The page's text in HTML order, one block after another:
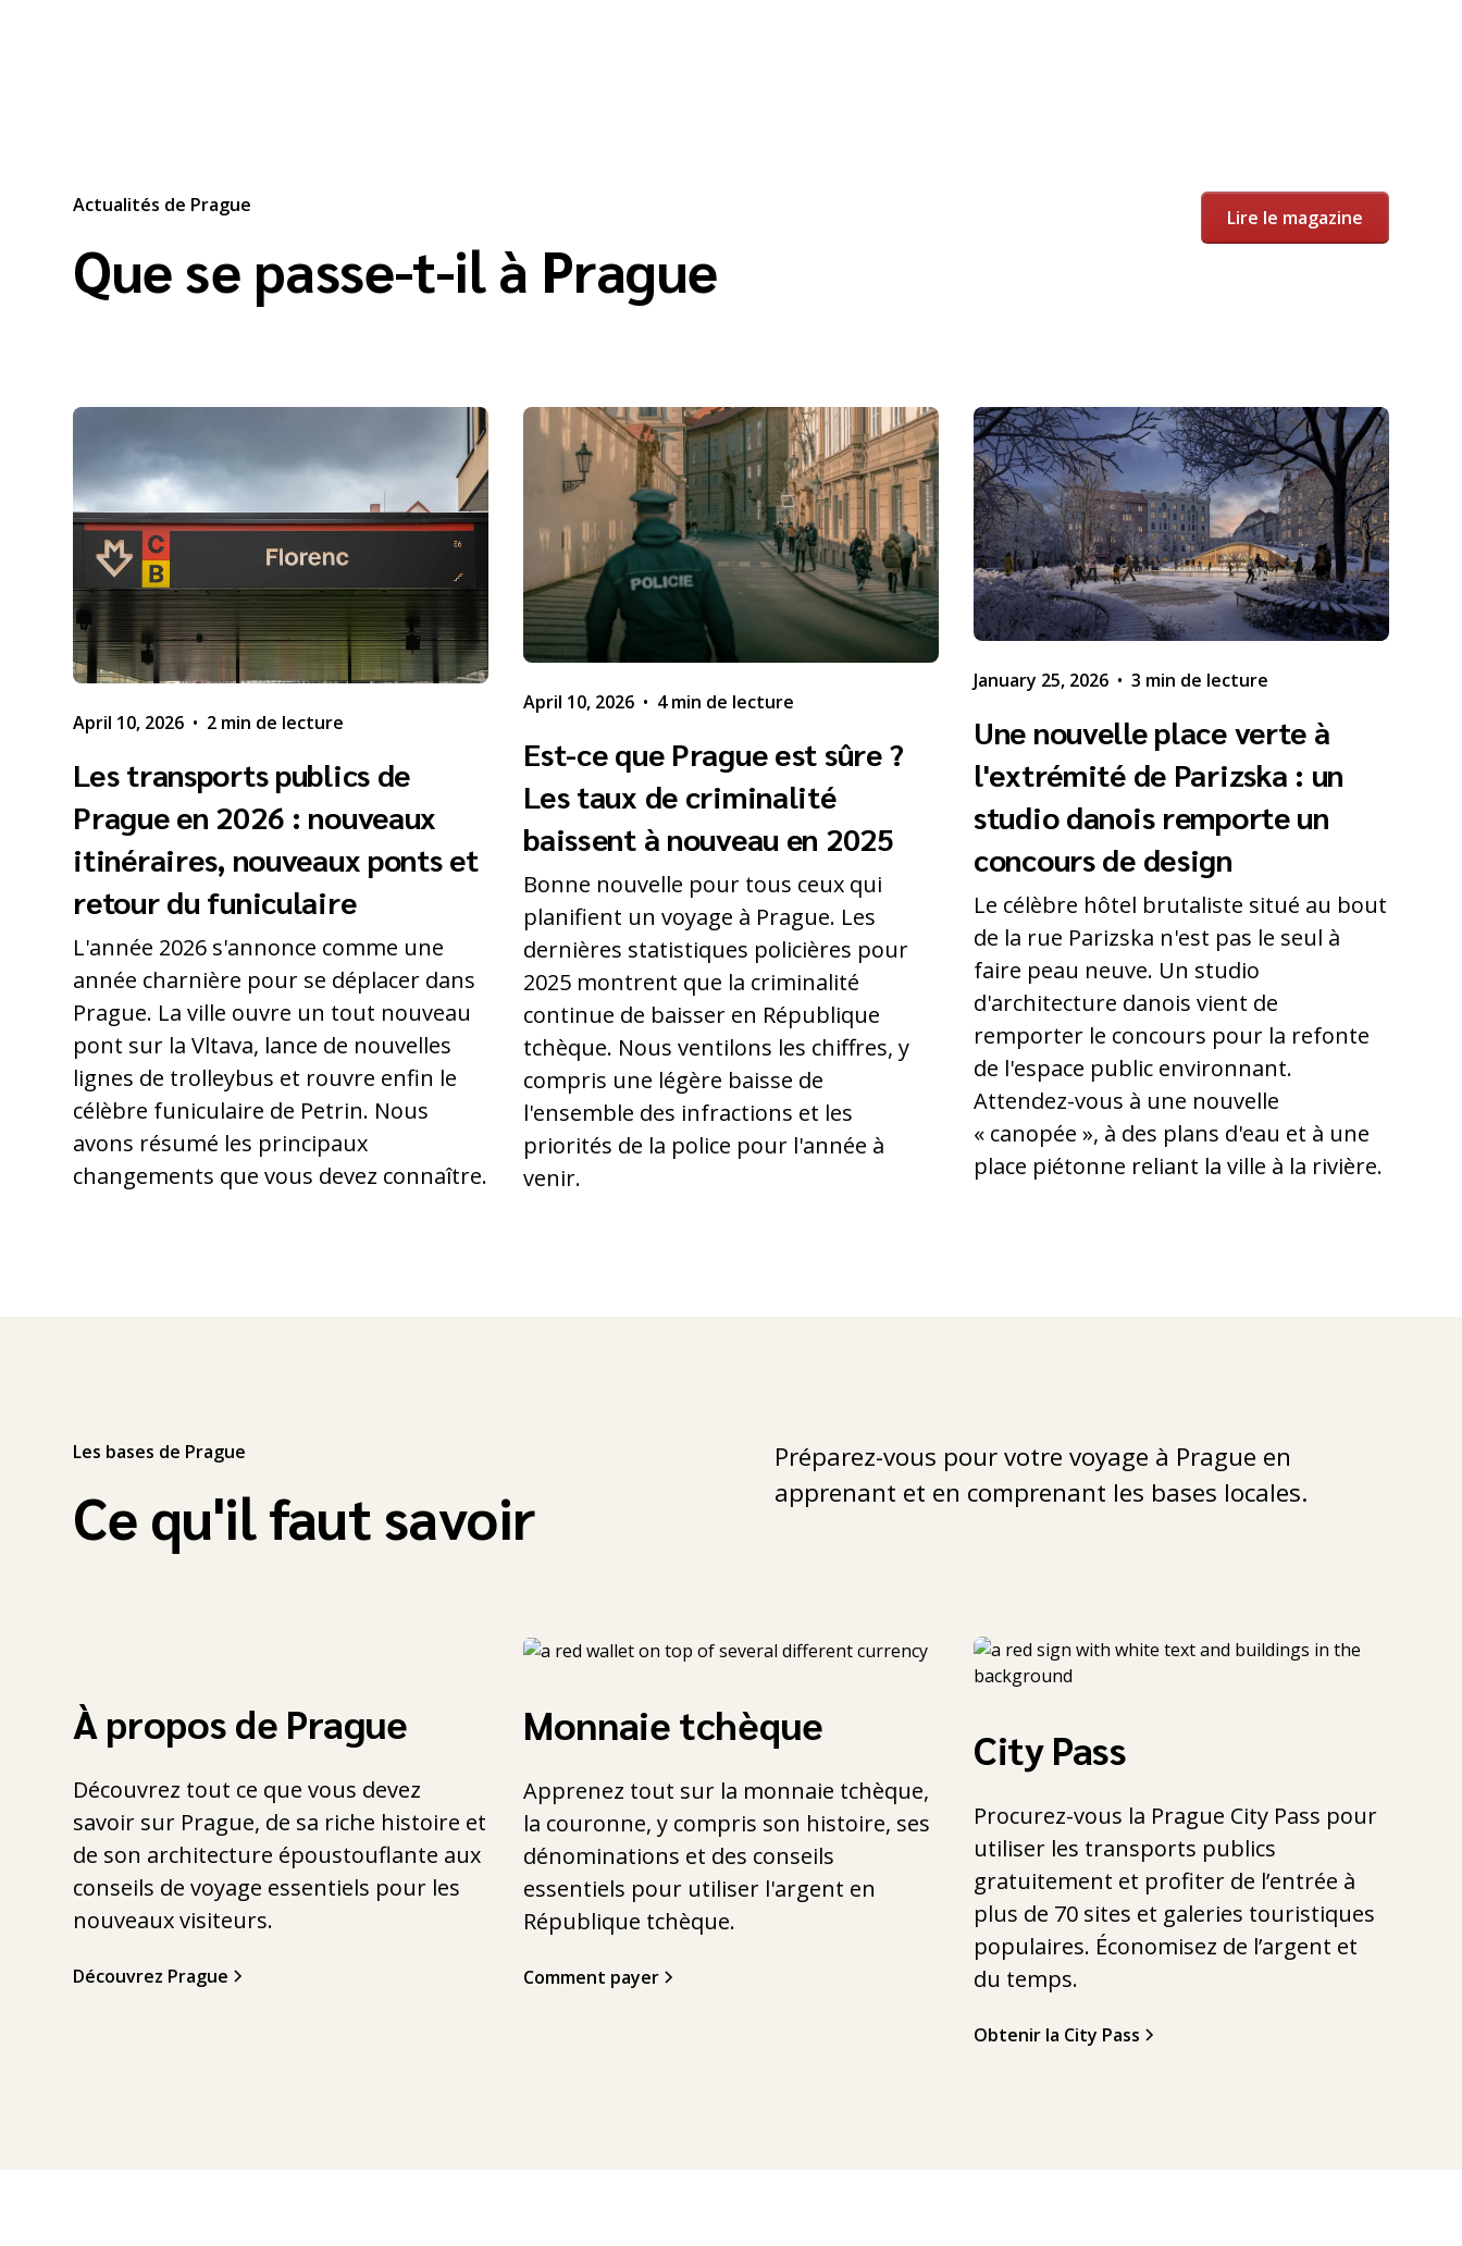
Actualités de Prague
Que se passe-t-il à Prague
Lire le magazine
April 10, 2026 • 2 min de lecture
Les transports publics de
Prague en 2026 : nouveaux
itinéraires, nouveaux ponts et
retour du funiculaire
L'année 2026 s'annonce comme une
année charnière pour se déplacer dans
Prague. La ville ouvre un tout nouveau
pont sur la Vltava, lance de nouvelles
lignes de trolleybus et rouvre enfin le
célèbre funiculaire de Petrin. Nous
avons résumé les principaux
changements que vous devez connaître.
April 10, 2026 • 4 min de lecture
Est-ce que Prague est sûre ?
Les taux de criminalité
baissent à nouveau en 2025
Bonne nouvelle pour tous ceux qui
planifient un voyage à Prague. Les
dernières statistiques policières pour
2025 montrent que la criminalité
continue de baisser en République
tchèque. Nous ventilons les chiffres, y
compris une légère baisse de
l'ensemble des infractions et les
priorités de la police pour l'année à
venir.
January 25, 2026 • 3 min de lecture
Une nouvelle place verte à
l'extrémité de Parizska : un
studio danois remporte un
concours de design
Le célèbre hôtel brutaliste situé au bout
de la rue Parizska n'est pas le seul à
faire peau neuve. Un studio
d'architecture danois vient de
remporter le concours pour la refonte
de l'espace public environnant.
Attendez-vous à une nouvelle
« canopée », à des plans d'eau et à une
place piétonne reliant la ville à la rivière.
Les bases de Prague
Ce qu'il faut savoir
Préparez-vous pour votre voyage à Prague en
apprenant et en comprenant les bases locales.
À propos de Prague
Découvrez tout ce que vous devez
savoir sur Prague, de sa riche histoire et
de son architecture époustouflante aux
conseils de voyage essentiels pour les
nouveaux visiteurs.
Découvrez Prague
Monnaie tchèque
Apprenez tout sur la monnaie tchèque,
la couronne, y compris son histoire, ses
dénominations et des conseils
essentiels pour utiliser l'argent en
République tchèque.
Comment payer
City Pass
Procurez-vous la Prague City Pass pour
utiliser les transports publics
gratuitement et profiter de l’entrée à
plus de 70 sites et galeries touristiques
populaires. Économisez de l’argent et
du temps.
Obtenir la City Pass